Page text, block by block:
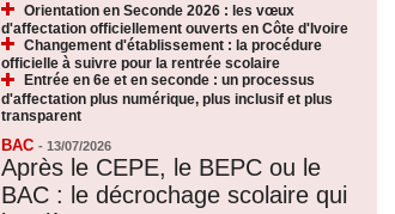
Orientation en Seconde 2026 : les vœux
d'affectation officiellement ouverts en Côte d'Ivoire
Changement d'établissement : la procédure
officielle à suivre pour la rentrée scolaire
Entrée en 6e et en seconde : un processus
d'affectation plus numérique, plus inclusif et plus
transparent
BAC - 13/07/2026
Après le CEPE, le BEPC ou le
BAC : le décrochage scolaire qui